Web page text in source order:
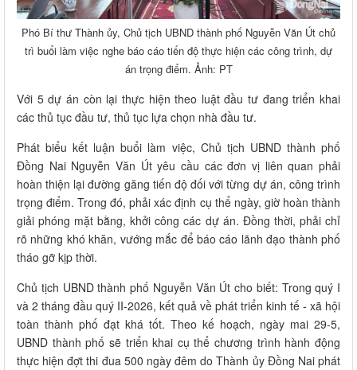
Phó Bí thư Thành ủy, Chủ tịch UBND thành phố Nguyễn Văn Út chủ
trì buổi làm việc nghe báo cáo tiến độ thực hiện các công trình, dự
án trọng điểm. Ảnh: PT
Với 5 dự án còn lại thực hiện theo luật đầu tư đang triển khai
các thủ tục đầu tư, thủ tục lựa chọn nhà đầu tư.
Phát biểu kết luận buổi làm việc, Chủ tịch UBND thành phố
Đồng Nai Nguyễn Văn Út yêu cầu các đơn vị liên quan phải
hoàn thiện lại đường găng tiến độ đối với từng dự án, công trình
trọng điểm. Trong đó, phải xác định cụ thể ngày, giờ hoàn thành
giải phóng mặt bằng, khởi công các dự án. Đồng thời, phải chỉ
rõ những khó khăn, vướng mắc để báo cáo lãnh đạo thành phố
tháo gỡ kịp thời.
Chủ tịch UBND thành phố Nguyễn Văn Út cho biết: Trong quý I
và 2 tháng đầu quý II-2026, kết quả về phát triển kinh tế - xã hội
toàn thành phố đạt khá tốt. Theo kế hoạch, ngày mai 29-5,
UBND thành phố sẽ triển khai cụ thể chương trình hành động
thực hiện đợt thi đua 500 ngày đêm do Thành ủy Đồng Nai phát